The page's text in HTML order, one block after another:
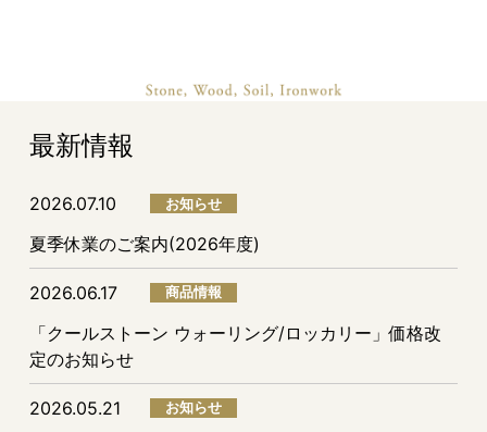
最新情報
2026.07.10 お知らせ
夏季休業のご案内(2026年度)
2026.06.17 商品情報
「クールストーン ウォーリング/ロッカリー」価格改
定のお知らせ
2026.05.21 お知らせ